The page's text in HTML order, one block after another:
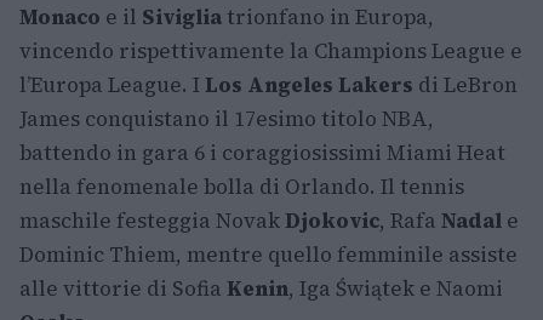
Monaco e il Siviglia trionfano in Europa,
vincendo rispettivamente la Champions League e
l’Europa League. I Los Angeles Lakers di LeBron
James conquistano il 17esimo titolo NBA,
battendo in gara 6 i coraggiosissimi Miami Heat
nella fenomenale bolla di Orlando. Il tennis
maschile festeggia Novak Djokovic, Rafa Nadal e
Dominic Thiem, mentre quello femminile assiste
alle vittorie di Sofia Kenin, Iga Świątek e Naomi